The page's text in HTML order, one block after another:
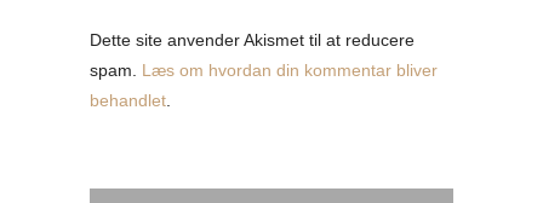
Dette site anvender Akismet til at reducere
spam. Læs om hvordan din kommentar bliver
behandlet